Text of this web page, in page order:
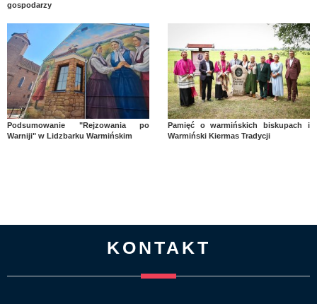
gospodarzy
Podsumowanie "Rejzowania po
Warniji" w Lidzbarku Warmińskim
Pamięć o warmińskich biskupach i
Warmiński Kiermas Tradycji
KONTAKT